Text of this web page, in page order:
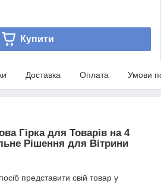
Купити
Доставка Оплата Умови
Гірка для Товарів на 4
Рішення для Вітрини
представити свій товар у